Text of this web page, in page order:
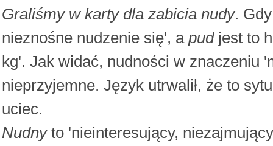
Graliśmy w karty dla zabicia nudy.
nieznośne nudzenie się', a pudjest to
kg'. Jak widać, nudności w znaczeniu
nieprzyjemne. Język utrwalił, że to
uciec.
Nudnyto 'nieinteresujący,